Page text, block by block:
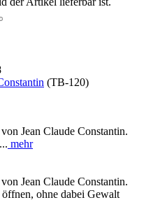
(TB-120)
Jean Claude Constantin.
mehr
Jean Claude Constantin.
ohne dabei Gewalt